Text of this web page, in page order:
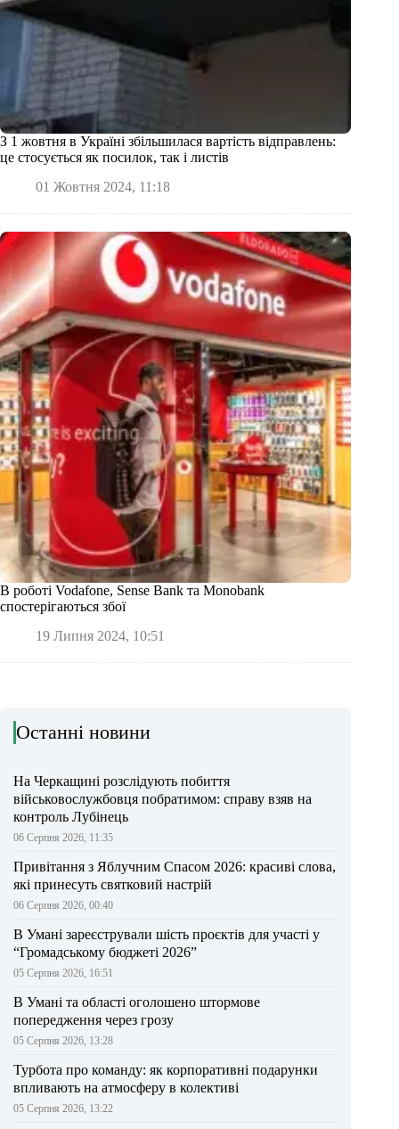
З 1 жовтня в Україні збільшилася вартість відправлень:
це стосується як посилок, так і листів
01 Жовтня 2024, 11:18
В роботі Vodafone, Sense Bank та Monobank
спостерігаються збої
19 Липня 2024, 10:51
Останні новини
На Черкащині розслідують побиття
військовослужбовця побратимом: справу взяв на
контроль Лубінець
06 Серпня 2026, 11:35
Привітання з Яблучним Спасом 2026: красиві слова,
які принесуть святковий настрій
06 Серпня 2026, 00:40
В Умані зареєстрували шість проєктів для участі у
“Громадському бюджеті 2026”
05 Серпня 2026, 16:51
В Умані та області оголошено штормове
попередження через грозу
05 Серпня 2026, 13:28
Турбота про команду: як корпоративні подарунки
впливають на атмосферу в колективі
05 Серпня 2026, 13:22